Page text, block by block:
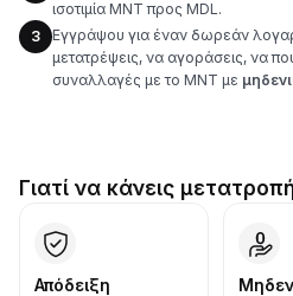
ισοτιμία MNT προς MDL.
3
Εγγράψου για έναν δωρεάν
μετατρέψεις, να αγοράσεις, να
συναλλαγές με το MNT με
Γιατί να κάνεις
Απόδειξη